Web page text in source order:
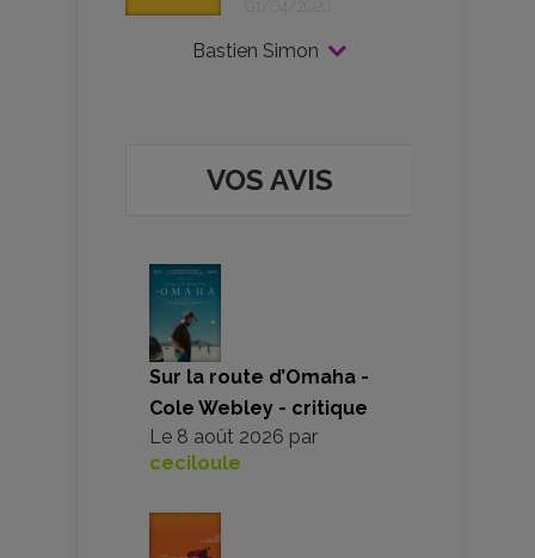
01/04/2020
Bastien Simon
VOS AVIS
Sur la route d’Omaha -
Cole Webley - critique
Le 8 août 2026 par
ceciloule